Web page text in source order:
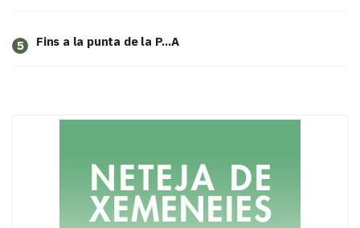
5 Fins a la punta de la P...A